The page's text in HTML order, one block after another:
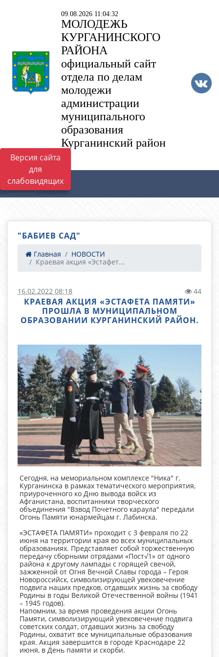
Версия сайта
для
слабовидящих
09.08.2026 11:04:32
МОЛОДЕЖЬ
КУРГАНИНСКОГО
РАЙОНА
официальный сайт
отдела по делам
молодежи
администрации
муниципального
образования
Курганинский район
"БАБИЕВ САД"
Главная
НОВОСТИ
Краевая акция «Эстафет...
16.02.2022 08:18 44
КРАЕВАЯ АКЦИЯ «ЭСТАФЕТА ПАМЯТИ»
ПРОШЛА В МУНИЦИПАЛЬНОМ
ОБРАЗОВАНИИ КУРГАНИНСКИЙ РАЙОН.
Сегодня, на мемориальном комплексе "Ника" г.
Курганинска в рамках тематического мероприятия,
приуроченного ко Дню вывода войск из
Афганистана, воспитанники творческого
объединения "Взвод Почетного караула" передали
Огонь Памяти юнармейцам г. Лабинска.
«ЭСТАФЕТА ПАМЯТИ» проходит с 3 февраля по 22
июня на территории края во всех муниципальных
образованиях. Представляет собой торжественную
передачу сборными отрядами «Пост√1» от одного
района к другому лампады с горящей свечой,
зажженной от Огня Вечной Славы города – Героя
Новороссийск, символизирующей увековечение
подвига наших предков, отдавших жизнь за свободу
Родины в годы Великой Отечественной войны (1941
– 1945 годов).
Напомним, за время проведения акции Огонь
Памяти, символизирующий увековечение подвига
советских солдат, отдавших жизнь за свободу
Родины, охватит все муниципальные образования
края. Акция завершится в городе Краснодаре 22
июня, в День памяти и скорби.